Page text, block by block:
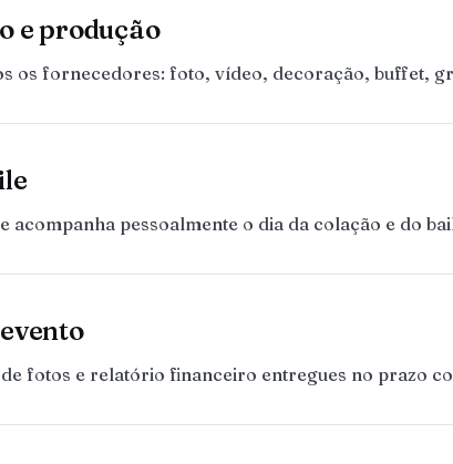
e produção
os fornecedores: foto, vídeo, decoração, buffet,
acompanha pessoalmente o dia da colação e do
fotos e relatório financeiro entregues no prazo